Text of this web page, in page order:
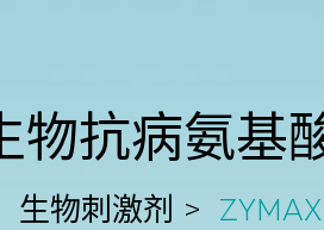
物抗病氨基
生物刺激剂